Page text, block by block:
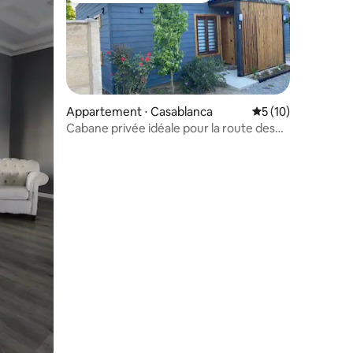
: 5 sur 5
Appartement ⋅ Casablanca Évaluation
5 (10)
Cabane privée idéale pour la route des